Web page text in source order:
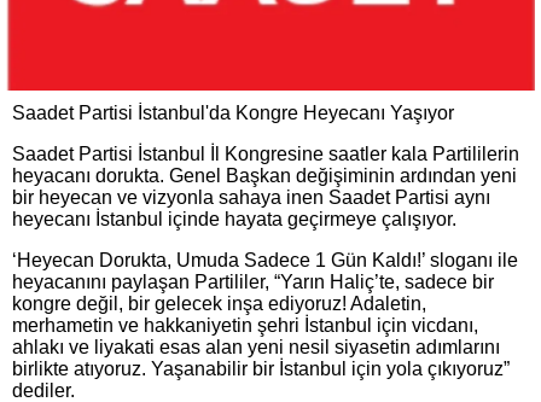
Saadet Partisi İstanbul'da Kongre Heyecanı Yaşıyor
Saadet Partisi İstanbul İl Kongresine saatler kala Partililerin
heyacanı dorukta. Genel Başkan değişiminin ardından yeni
bir heyecan ve vizyonla sahaya inen Saadet Partisi aynı
heyecanı İstanbul içinde hayata geçirmeye çalışıyor.
‘Heyecan Dorukta, Umuda Sadece 1 Gün Kaldı!’ sloganı ile
heyacanını paylaşan Partililer, “Yarın Haliç’te, sadece bir
kongre değil, bir gelecek inşa ediyoruz! Adaletin,
merhametin ve hakkaniyetin şehri İstanbul için vicdanı,
ahlakı ve liyakati esas alan yeni nesil siyasetin adımlarını
birlikte atıyoruz. Yaşanabilir bir İstanbul için yola çıkıyoruz”
dediler.